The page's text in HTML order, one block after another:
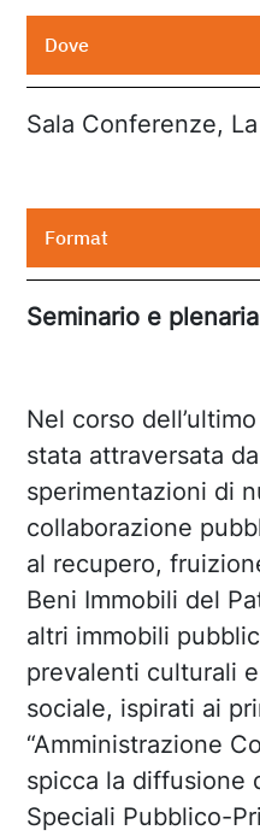
Dove
Sala Conferenze,
Format
Seminario e plenaria
Nel corso
stata attraversata
sperimentazioni di
collaborazione
al recupero,
Beni Immobili del
altri immobili
prevalenti culturali
sociale, ispirati ai
“Amministrazione
spicca la diffusione
Speciali Pubblico-